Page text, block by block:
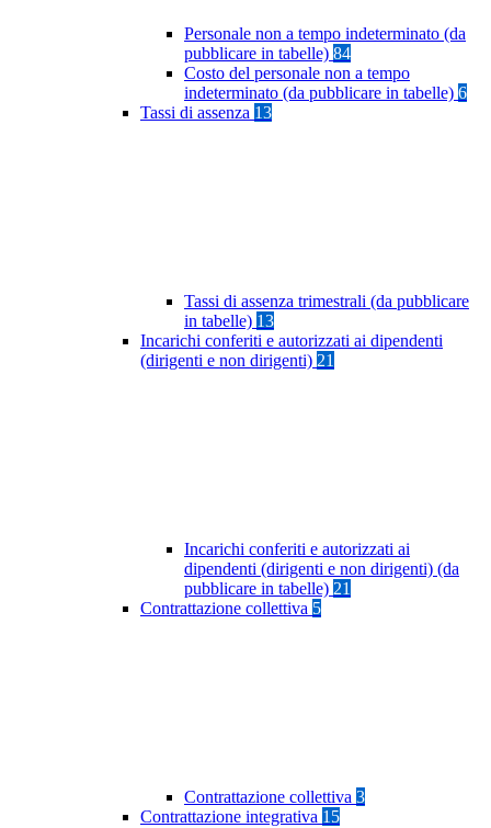
Personale non a tempo indeterminato (da
pubblicare in tabelle) 84
Costo del personale non a tempo
indeterminato (da pubblicare in tabelle) 6
Tassi di assenza 13
Tassi di assenza trimestrali (da pubblicare
in tabelle) 13
Incarichi conferiti e autorizzati ai dipendenti
(dirigenti e non dirigenti) 21
Incarichi conferiti e autorizzati ai
dipendenti (dirigenti e non dirigenti) (da
pubblicare in tabelle) 21
Contrattazione collettiva 5
Contrattazione collettiva 3
Contrattazione integrativa 15